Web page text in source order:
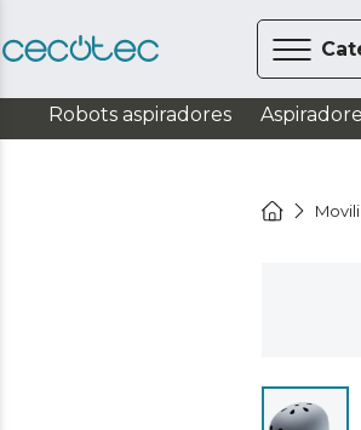
Robots aspiradores